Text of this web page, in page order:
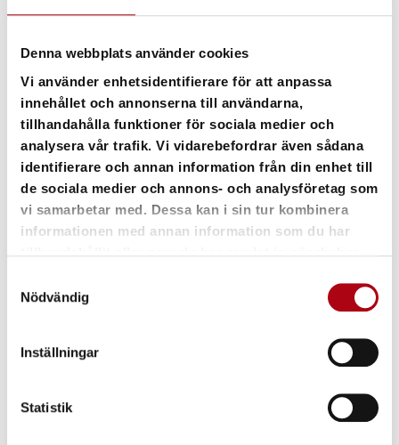
Denna webbplats använder cookies
Vi använder enhetsidentifierare för att anpassa
innehållet och annonserna till användarna,
tillhandahålla funktioner för sociala medier och
analysera vår trafik. Vi vidarebefordrar även sådana
identifierare och annan information från din enhet till
de sociala medier och annons- och analysföretag som
vi samarbetar med. Dessa kan i sin tur kombinera
informationen med annan information som du har
Nödvändig
Inställningar
Statistik
KONTAKTINFORMATION
mässan, tveka inte att kontakta oss:
WTS MACHINERY
Per-Johan Norberg
Telefon: +4670-6747521
E-post: per-johan.norberg@wtsmachinery.se
MERLINUM FORKLIFTS
David Andersson
Telefon: +4670-5855603